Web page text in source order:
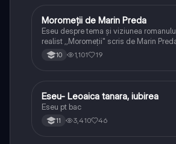
Limba și literatura română
Moromeții de Marin Preda
Eseu despre tema și viziunea
realist ,,Moromeții" scris de Marin
10 1,101 19
Limba și literatura română
Eseu- Leoaica tanara, iubirea
Eseu pt bac
11 3,410 46